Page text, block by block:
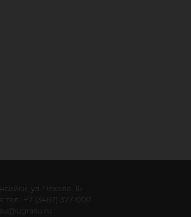
ул. Чехова, 16
тел.: +7 (3467) 377-000